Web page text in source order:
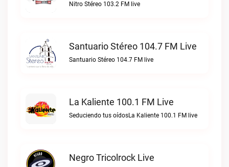
Nitro Stéreo 103.2 FM live
Santuario Stéreo 104.7 FM Live
Santuario Stéreo 104.7 FM live
La Kaliente 100.1 FM Live
Seduciendo tus oídosLa Kaliente 100.1 FM live
Negro Tricolrock Live